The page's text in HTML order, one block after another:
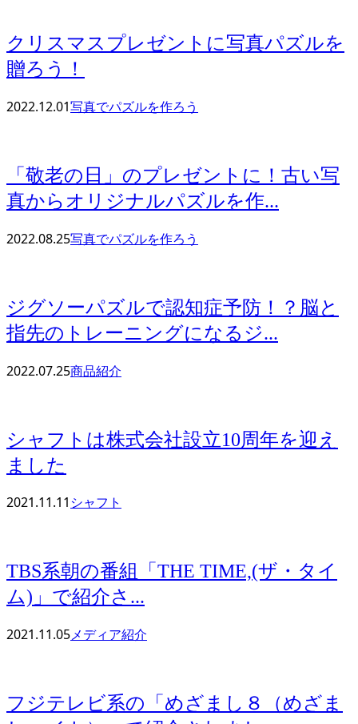
クリスマスプレゼントに写真パズルを
贈ろう！
2022.12.01写真でパズルを作ろう
「敬老の日」のプレゼントに！古い写
真からオリジナルパズルを作...
2022.08.25写真でパズルを作ろう
ジグソーパズルで認知症予防！？脳と
指先のトレーニングになるジ...
2022.07.25商品紹介
シャフトは株式会社設立10周年を迎え
ました
2021.11.11 シャフト
TBS系朝の番組「THE TIME,(ザ・タイ
ム)」で紹介さ...
2021.11.05メディア紹介
フジテレビ系の「めざまし８（めざま